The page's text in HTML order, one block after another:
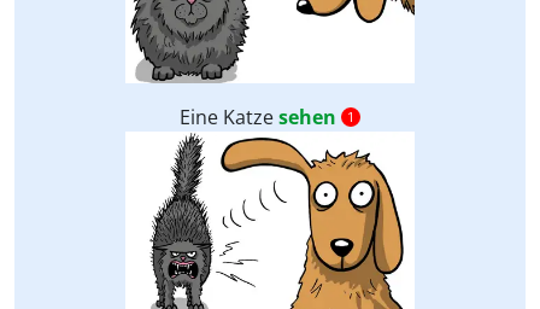
Eine Katzesehen 1